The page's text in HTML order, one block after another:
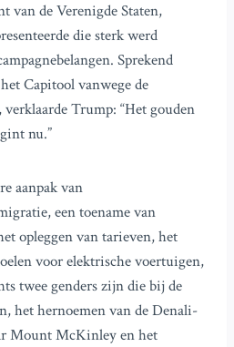
van de Verenigde Staten,
die sterk werd
Sprekend
Capitool vanwege de
Trump: “Het gouden
nu.”
aanpak van
een toename van
opleggen van tarieven, het
voor elektrische voertuigen,
twee genders zijn die bij de
het hernoemen van de Denali-
Mount McKinley en het